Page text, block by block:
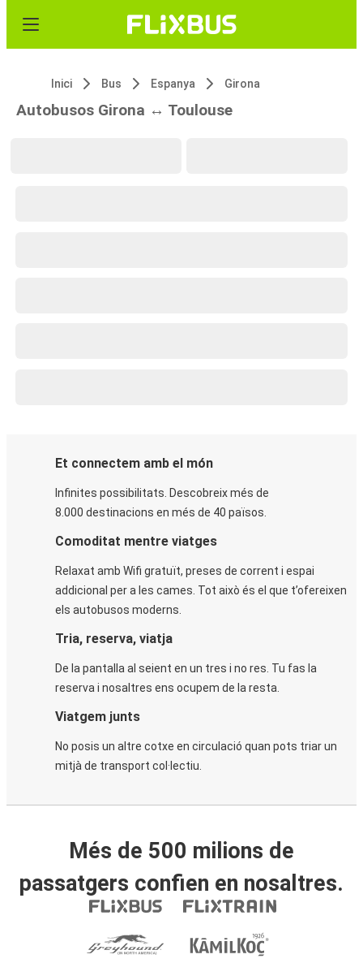
Inici Bus Espanya Girona
Autobusos Girona ↔ Toulouse
Et connectem amb el món
Infinites possibilitats. Descobreix més de
8.000 destinacions en més de 40 països.
Comoditat mentre viatges
Relaxat amb Wifi gratuït, preses de corrent i espai
addicional per a les cames. Tot això és el que t’ofereixen
els autobusos moderns.
Tria, reserva, viatja
De la pantalla al seient en un tres i no res. Tu fas la
reserva i nosaltres ens ocupem de la resta.
Viatgem junts
No posis un altre cotxe en circulació quan pots triar un
mitjà de transport col·lectiu.
Més de 500 milions de
passatgers confien en nosaltres.